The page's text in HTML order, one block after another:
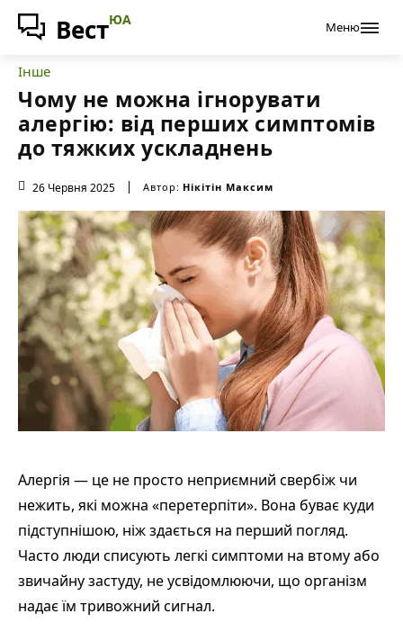
ВестЮА Меню
Інше
Чому не можна ігнорувати
алергію: від перших симптомів
до тяжких ускладнень
26 Червня 2025 Автор: Нікітін Максим
Алергія — це не просто неприємний свербіж чи
нежить, які можна «перетерпіти». Вона буває куди
підступнішою, ніж здається на перший погляд.
Часто люди списують легкі симптоми на втому або
звичайну застуду, не усвідомлюючи, що організм
надає їм тривожний сигнал.